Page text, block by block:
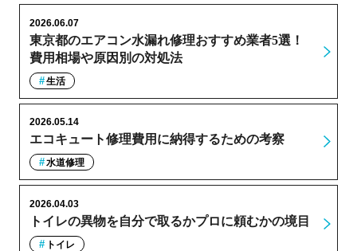
東京都のエアコン水漏れ修理おすすめ業者5選！
費用相場や原因別の対処法
2026.06.07
生活
エコキュート修理費用に納得するための考察
2026.05.14
水道修理
トイレの異物を自分で取るかプロに頼むかの境目
2026.04.03
トイレ